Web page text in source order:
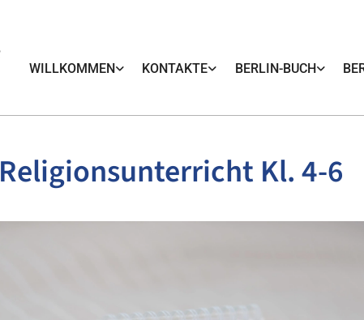
WILLKOMMEN KONTAKTE BERLIN-BUCH
Religionsunterricht Kl. 4-6